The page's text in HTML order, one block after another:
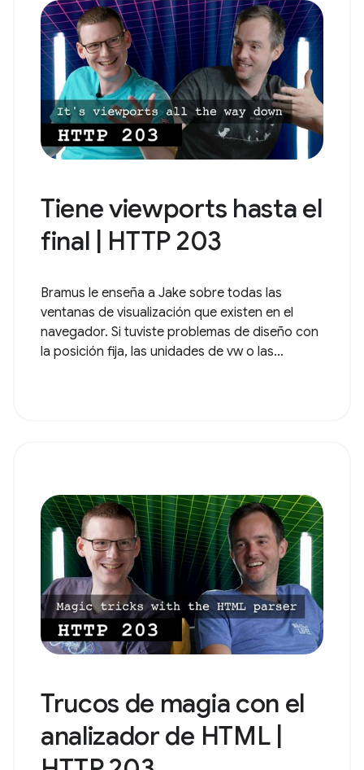
Tiene viewports hasta el
final | HTTP 203
Bramus le enseña a Jake sobre todas las
ventanas de visualización que existen en el
navegador. Si tuviste problemas de diseño con
la posición fija, las unidades de vw o las...
Trucos de magia con el
analizador de HTML |